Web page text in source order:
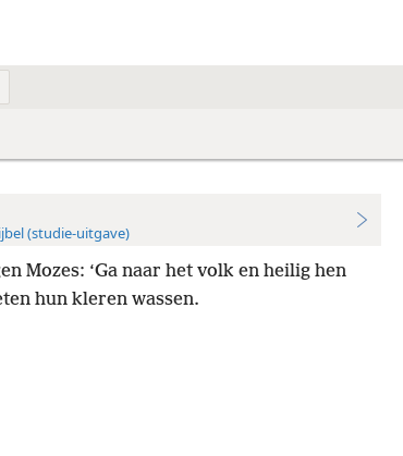
(studie-uitgave)
Mozes: ‘Ga naar het volk en heilig hen
hun kleren wassen.